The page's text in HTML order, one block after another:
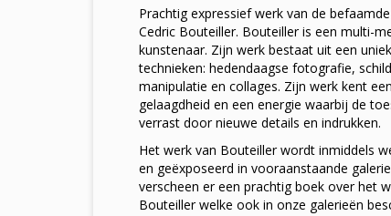
Prachtig expressief werk van de
Cedric Bouteiller. Bouteiller is een multi-
kunstenaar. Zijn werk bestaat uit een
technieken: hedendaagse fotografie,
manipulatie en collages. Zijn werk kent
gelaagdheid en een energie waarbij de
verrast door nieuwe details en indrukken.
Het werk van Bouteiller wordt inmiddels
en geëxposeerd in vooraanstaande
verscheen er een prachtig boek over het
Bouteiller welke ook in onze galerieën